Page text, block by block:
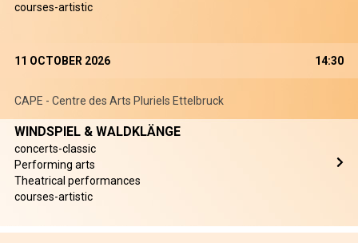
courses-artistic
11 OCTOBER 2026 14:30
CAPE - Centre des Arts Pluriels Ettelbruck
WINDSPIEL & WALDKLÄNGE
concerts-classic
Performing arts
Theatrical performances
courses-artistic